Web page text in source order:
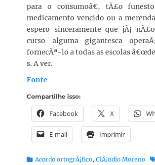
para o consumoâ€, tÃ£o
medicamento vencido ou a
espero sinceramente que jÃ¡
curso alguma gigantesca
fornecÃª-lo a todas as escolas
s. A ver.
Fonte
Compartilhe isso:
Facebook X
E-mail Imprimir
Categorias:
Acordo ortogrÃ¡fico, ClÃ¡udio Moreno